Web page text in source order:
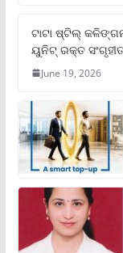
ଟାଟା ଷ୍ଟିଲ୍‌
ୟୁନିଟ୍‌ ରକ୍ତ
June 19, 2026